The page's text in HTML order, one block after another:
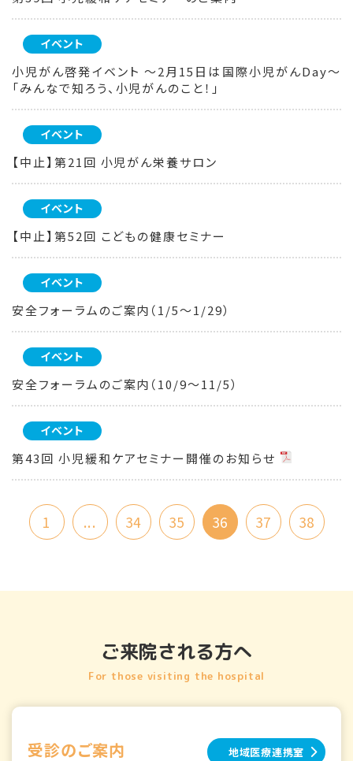
イベント
小児がん啓発イベント ～2月15日は国際小児がんDay～
「みんなで知ろう、小児がんのこと！」
イベント
【中止】第21回 小児がん栄養サロン
イベント
【中止】第52回 こどもの健康セミナー
イベント
安全フォーラムのご案内（1/5～1/29）
イベント
安全フォーラムのご案内（10/9～11/5）
イベント
第43回 小児緩和ケアセミナー開催のお知らせ
1 ... 34 35 36 37 38
ご来院される方へ
For those visiting the hospital
受診のご案内 地域医療連携室